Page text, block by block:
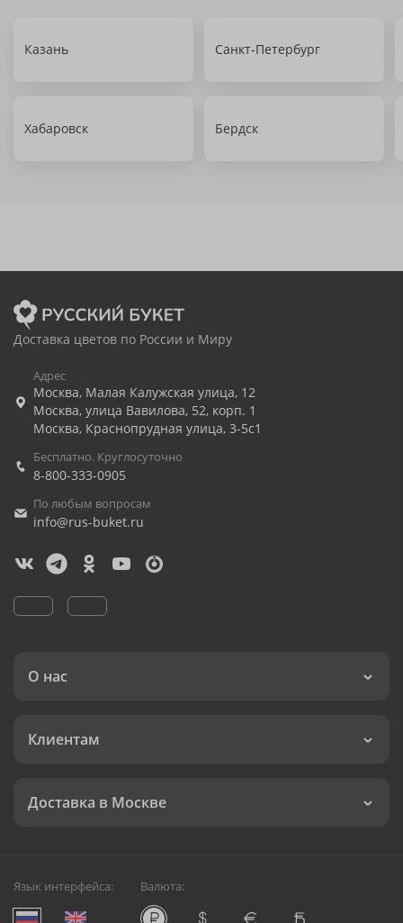
Казань Санкт-Петербург
Хабаровск Бердск
Доставка цветов по России и Миру
Адрес
Москва, Малая Калужская улица, 12
Москва, улица Вавилова, 52, корп. 1
Москва, Краснопрудная улица, 3-5с1
Бесплатно. Круглосуточно
8-800-333-0905
По любым вопросам
info@rus-buket.ru
О нас
Клиентам
Доставка в Москве
Язык интерфейса: Валюта: